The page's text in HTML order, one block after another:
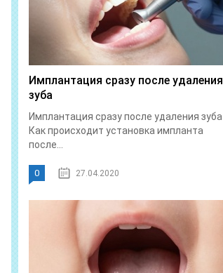
Имплантация сразу после удаления
зуба
Имплантация сразу после удаления зуба
Как происходит установка импланта
после...
0 27.04.2020